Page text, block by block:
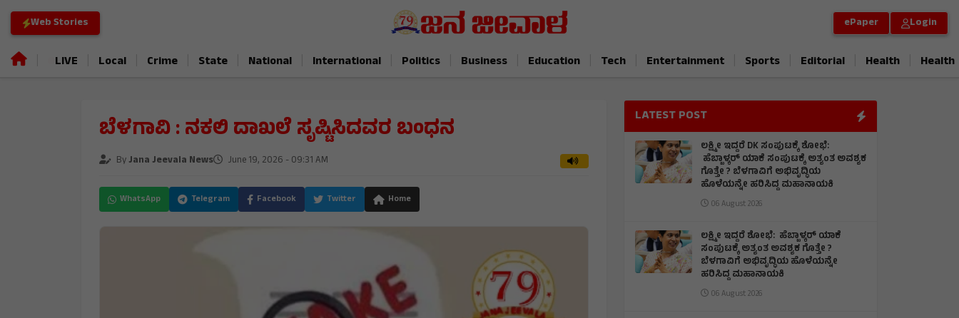
Web Stories ePaper Login
LIVE Local Crime State National International Politics Business Education Tech Entertainment Sports Editorial Health Health
ಬೆಳಗಾವಿ : ನಕಲಿ ದಾಖಲೆ ಸೃಷ್ಟಿಸಿದವರ ಬಂಧನ
ByJana Jeevala News June 19, 2026 - 09:31 AM
WhatsApp Telegram Facebook Twitter Home
LATEST POST
ಲಕ್ಷ್ಮೀ ಇದ್ದರೆ DK ಸಂಪುಟಕ್ಕೆ ಶೋಭೆ:
ಹೆಬ್ಬಾಳ್ಕರ್ ಯಾಕೆ ಸಂಪುಟಕ್ಕೆ ಅತ್ಯಂತ ಅವಶ್ಯಕ
ಗೊತ್ತೇ ? ಬೆಳಗಾವಿಗೆ ಅಭಿವೃದ್ಧಿಯ
ಹೊಳೆಯನ್ನೇ ಹರಿಸಿದ್ದ ಮಹಾನಾಯಕಿ
06 August 2026
ಲಕ್ಷ್ಮೀ ಇದ್ದರೆ ಶೋಭೆ: ಹೆಬ್ಬಾಳ್ಕರ್ ಯಾಕೆ
ಸಂಪುಟಕ್ಕೆ ಅತ್ಯಂತ ಅವಶ್ಯಕ ಗೊತ್ತೇ ?
ಬೆಳಗಾವಿಗೆ ಅಭಿವೃದ್ಧಿಯ ಹೊಳೆಯನ್ನೇ
ಹರಿಸಿದ್ದ ಮಹಾನಾಯಕಿ
06 August 2026